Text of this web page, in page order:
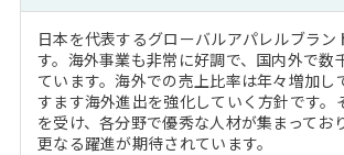
日本を代表するグローバルアパレルブラン
す。海外事業も非常に好調で、国内外で数
ています。海外での売上比率は年々増加し
すます海外進出を強化していく方針です。
を受け、各分野で優秀な人材が集まってお
更なる躍進が期待されています。